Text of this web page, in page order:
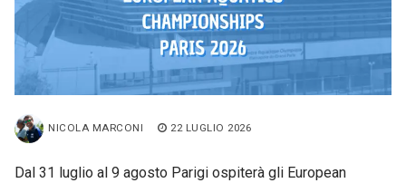
NICOLA MARCONI 22 LUGLIO 2026
Dal 31 luglio al 9 agosto Parigi ospiterà gli European